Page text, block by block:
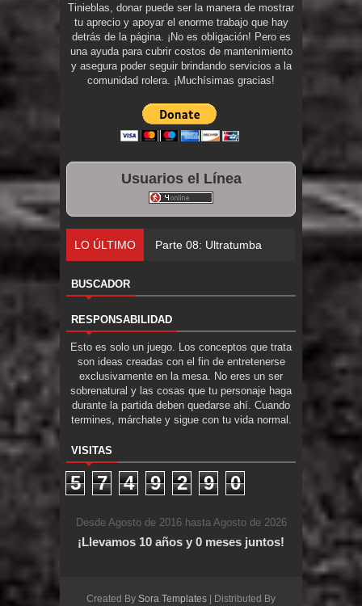
Tinieblas, donar puede ser la manera de mostrar
tu aprecio y apoyar el enorme trabajo que hay
detrás de la página. ¡No es obligación! Pero es
una ayuda para cubrir costos de mantenimiento
y asegura poder seguir brindando servicios a la
comunidad rolera. ¡Muchísimas gracias!
Usuarios el Línea
LO ÚLTIMO Parte 0
BUSCADOR
RESPONSABILIDAD
Esto es solo un juego. Los conceptos que trata
son ideas creadas con el fin de entretenerse
exclusivamente en la mesa. No eres un ser
sobrenatural y las cosas que tu personaje haga
durante la partida deben quedarse ahí. Cuando
termines, márchate y sigue con tu vida normal.
VISITAS
5 7 4 9 2 9 0
Desde Agosto de 2016 hasta Agosto de 2026
¡Llevamos 10 años y 0 meses juntos!
Created By Sora Templates | Distributed By